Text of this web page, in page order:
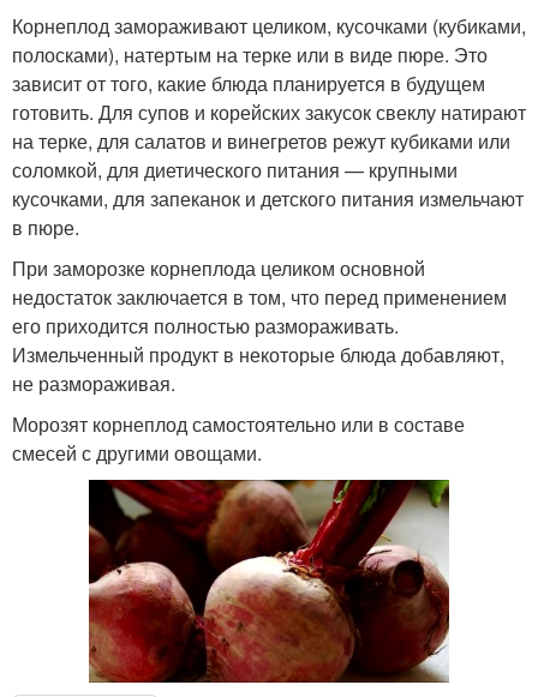
Корнеплод замораживают целиком, кусочками (кубиками,
полосками), натертым на терке или в виде пюре. Это
зависит от того, какие блюда планируется в будущем
готовить. Для супов и корейских закусок свеклу натирают
на терке, для салатов и винегретов режут кубиками или
соломкой, для диетического питания — крупными
кусочками, для запеканок и детского питания измельчают
в пюре.
При заморозке корнеплода целиком основной
недостаток заключается в том, что перед применением
его приходится полностью размораживать.
Измельченный продукт в некоторые блюда добавляют,
не размораживая.
Морозят корнеплод самостоятельно или в составе
смесей с другими овощами.